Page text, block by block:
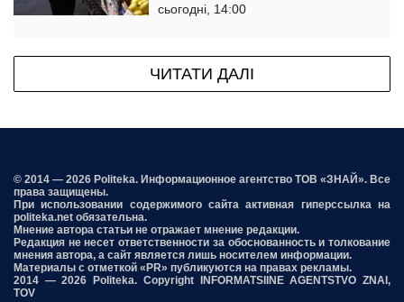
сьогодні, 14:00
ЧИТАТИ ДАЛІ
© 2014 — 2026 Politeka. Информационное агентство ТОВ «ЗНАЙ». Все
права защищены.
При использовании содержимого сайта активная гиперссылка на
politeka.net обязательна.
Мнение автора статьи не отражает мнение редакции.
Редакция не несет ответственности за обоснованность и толкование
мнения автора, а сайт является лишь носителем информации.
Материалы с отметкой «PR» публикуются на правах рекламы.
2014 — 2026 Politeka. Copyright INFORMATSIINE AGENTSTVO ZNAI,
TOV